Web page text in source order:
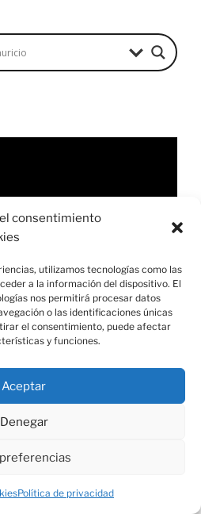
consentimiento
utilizamos tecnologías como las
a la información del dispositivo. El
nos permitirá procesar datos
o las identificaciones únicas
el consentimiento, puede afectar
y funciones.
Aceptar
Denegar
Política de privacidad
03:17